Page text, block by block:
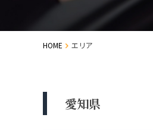
HOME エリア
愛知県